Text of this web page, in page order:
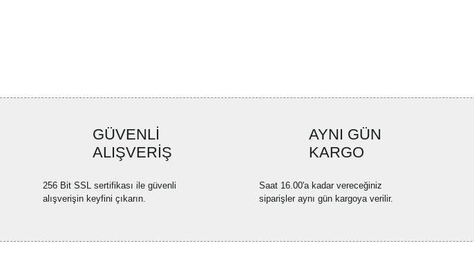
GÜVENLİ
ALIŞVERİŞ
256 Bit SSL sertifikası ile güvenli
alışverişin keyfini çıkarın.
AYNI GÜN
KARGO
Saat 16.00'a kadar vereceğiniz
siparişler aynı gün kargoya verilir.